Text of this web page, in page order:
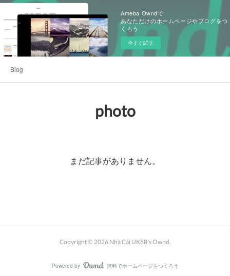
Ameba Owndで
あなただけのホームページやブログをつ
くろう
今すぐ試す
Blog
photo
まだ記事がありません。
Copyright © 2026 Nhà Cái UK88's Ownd.
Powered by AmebaOwnd
無料でホームページをつくろう